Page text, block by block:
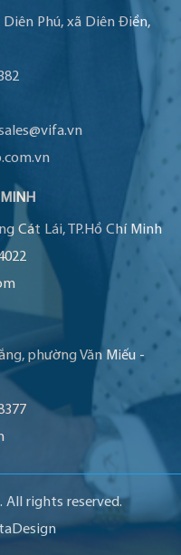
Diên Phú, xã Diên Điền,
Cát Lái, TP.Hồ Chí Minh
phường Văn Miếu -
. All rights reserved.